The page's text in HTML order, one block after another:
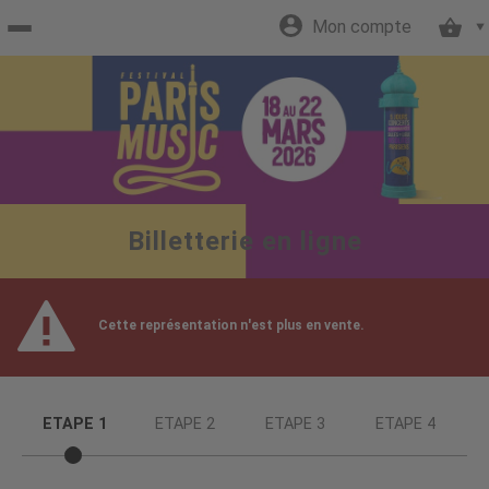
Site
Mon compte
Billetterie en ligne
Cette représentation n'est plus en vente.
ETAPE 1 ETAPE 2 ETAPE 3 ETAPE 4